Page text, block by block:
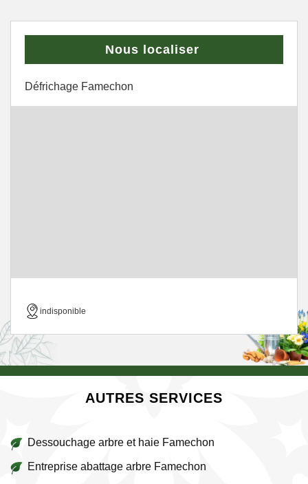
Nous localiser
Défrichage Famechon
indisponible
AUTRES SERVICES
Dessouchage arbre et haie Famechon
Entreprise abattage arbre Famechon